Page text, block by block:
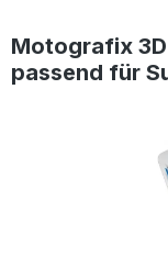
Motografix
passend für
Bildergalerie